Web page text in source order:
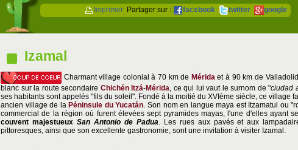
Imprimer Partager sur : facebook twitter google
Izamal
Charmant village colonial à 70 km de Méridaet à 90 km de
blanc sur la route secondaire Chichén Itzá-Mérida, ce qui lui vaut le surnom de "ciudad
ses habitants sont appelés "fils du soleil". Fondé à la moitié du XVIème siècle, ce village
ancien village de la Péninsule du Yucatán. Son nom en langue maya est Itzamatul ou
commercial de la région où furent élevées sept pyramides mayas, l'une d'elles ayant
couvent majestueux San Antonio de Padua. Les rues aux pavés et aux
pittoresques, ainsi que son excellente gastronomie, sont une invitation à visiter Izamal.